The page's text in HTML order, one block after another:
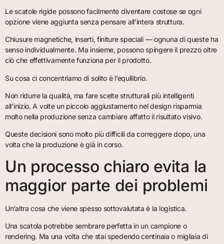
Le scatole rigide possono facilmente diventare costose se ogni
opzione viene aggiunta senza pensare all’intera struttura.
Chiusure magnetiche, inserti, finiture speciali — ognuna di queste ha
senso individualmente. Ma insieme, possono spingere il prezzo oltre
ciò che effettivamente funziona per il prodotto.
Su cosa ci concentriamo di solito è l’equilibrio.
Non ridurre la qualità, ma fare scelte strutturali più intelligenti
all’inizio. A volte un piccolo aggiustamento nel design risparmia
molto nella produzione senza cambiare affatto il risultato visivo.
Queste decisioni sono molto più difficili da correggere dopo, una
volta che la produzione è già in corso.
Un processo chiaro evita la
maggior parte dei problemi
Un’altra cosa che viene spesso sottovalutata è la logistica.
Una scatola potrebbe sembrare perfetta in un campione o
rendering. Ma una volta che stai spedendo centinaia o migliaia di